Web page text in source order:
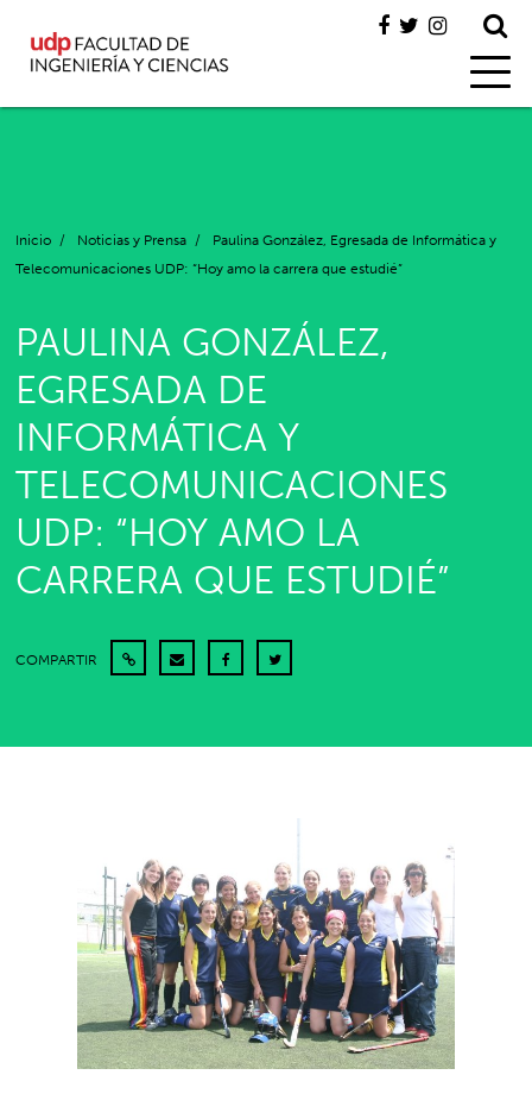
Inicio / Noticias y Prensa /
Paulina González, Egresada de Informática y
Telecomunicaciones UDP: “Hoy amo la carrera que estudié”
PAULINA GONZÁLEZ,
EGRESADA DE
INFORMÁTICA Y
TELECOMUNICACIONES
UDP: “HOY AMO LA
CARRERA QUE ESTUDIÉ”
COMPARTIR